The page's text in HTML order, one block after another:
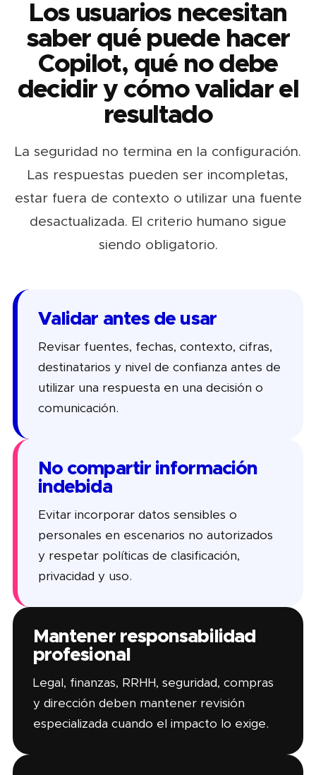
Los usuarios necesitan
saber qué puede hacer
Copilot, qué no debe
decidir y cómo validar el
resultado
La seguridad no termina en la configuración.
Las respuestas pueden ser incompletas,
estar fuera de contexto o utilizar una fuente
desactualizada. El criterio humano sigue
siendo obligatorio.
Validar antes de usar
Revisar fuentes, fechas, contexto, cifras,
destinatarios y nivel de confianza antes de
utilizar una respuesta en una decisión o
comunicación.
No compartir información
indebida
Evitar incorporar datos sensibles o
personales en escenarios no autorizados
y respetar políticas de clasificación,
privacidad y uso.
Mantener responsabilidad
profesional
Legal, finanzas, RRHH, seguridad, compras
y dirección deben mantener revisión
especializada cuando el impacto lo exige.